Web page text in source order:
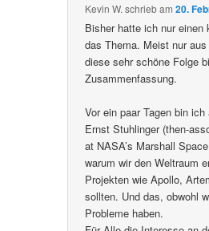
Kevin W. schriebam20.
Bisher hatte ich nur einen
das Thema. Meist nur
diese sehr schöne Folge
Zusammenfassung.
Vor ein paar Tagen bin
Ernst Stuhlinger (then-
at NASA’s Marshall
warum wir den Weltraum
Projekten wie Apollo,
sollten. Und das, obwohl
Probleme haben.